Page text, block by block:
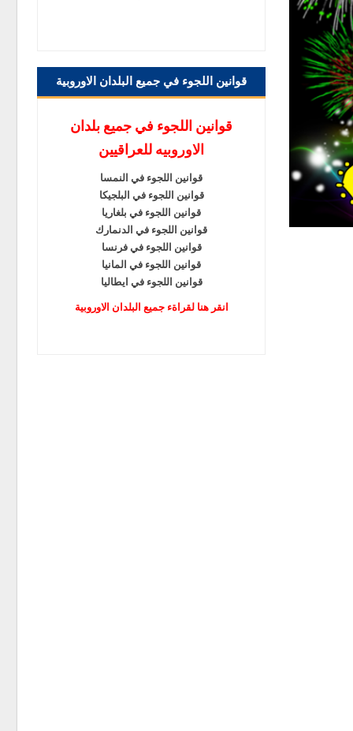
قوانين اللجوء في جميع البلدان الاوروبية
قوانين اللجوء في جميع بلدان
الاوروبيه للعراقيين
قوانين اللجوء في النمسا
قوانين اللجوء في البلجيكا
قوانين اللجوء في بلغاريا
قوانين اللجوء في الدنمارك
قوانين اللجوء في فرنسا
قوانين اللجوء في المانيا
قوانين اللجوء في ايطاليا
انقر هنا لقراةء جميع البلدان الاوروبية